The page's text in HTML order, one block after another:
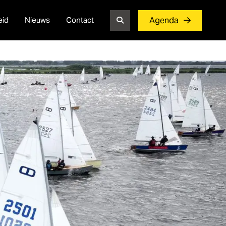
Nieuws Contact Agenda